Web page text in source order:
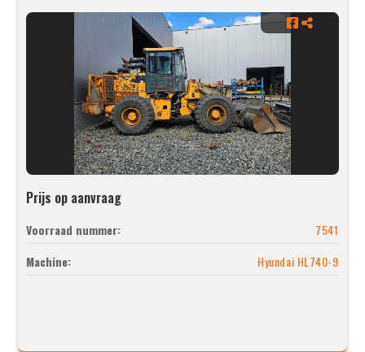
Prijs op aanvraag
Voorraad nummer:
7541
Machine:
Hyundai HL740-9